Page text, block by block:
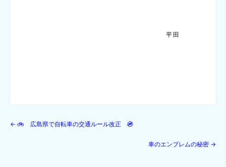
平田
← 🚲 広島県で自転車の交通ルール改正 🚳
車のエンブレムの秘密 →